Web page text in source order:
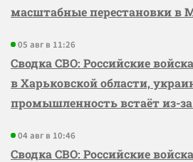
масштабные перестановки в
05 авг в 11:26
Сводка СВО: Российские
в Харьковской области,
промышленность встаёт из-
04 авг в 10:46
Сводка СВО: Российские